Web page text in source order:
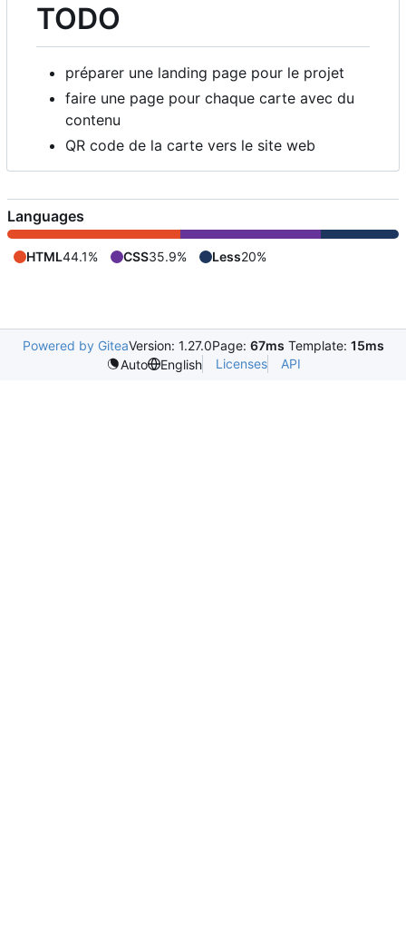
TODO
préparer une landing page pour le projet
faire une page pour chaque carte avec du
contenu
QR code de la carte vers le site web
Languages
HTML44.1% CSS35.9% Less20%
Powered by GiteaVersion: 1.27.0Page: 67ms Template: 15ms
Auto
English Licenses API